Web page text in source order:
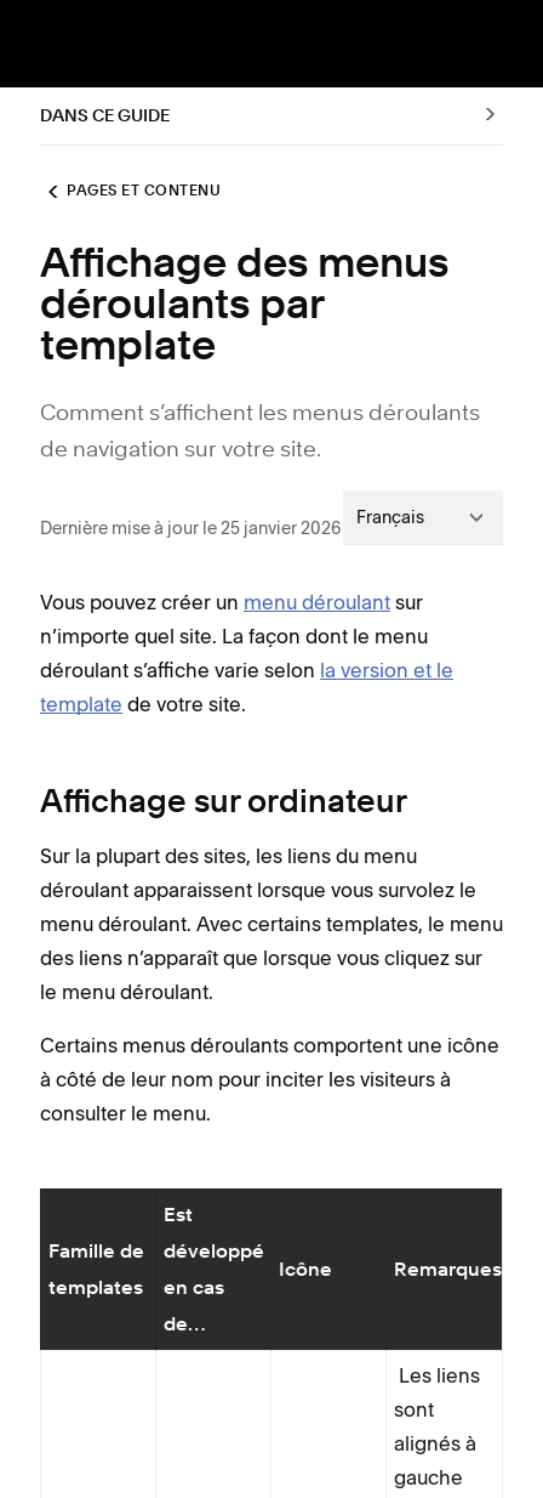
DANS CE GUIDE
PAGES ET CONTENU
Affichage des menus
déroulants par
template
Comment s’affichent les menus déroulants
de navigation sur votre site.
Dernière mise à jour le 25 janvier 2026 Français
Vous pouvez créer un menu déroulant sur
n’importe quel site. La façon dont le menu
déroulant s’affiche varie selon la version et le
template de votre site.
Affichage sur ordinateur
Sur la plupart des sites, les liens du menu
déroulant apparaissent lorsque vous survolez le
menu déroulant. Avec certains templates, le menu
des liens n’apparaît que lorsque vous cliquez sur
le menu déroulant.
Certains menus déroulants comportent une icône
à côté de leur nom pour inciter les visiteurs à
consulter le menu.
Famille de
templates
Est
développé
en cas
de…
Icône Remarques
Les liens
sont
alignés à
gauche